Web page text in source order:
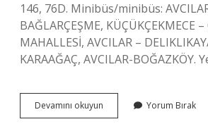
146, 76D. Minibüs/minibüs:
BAĞLARÇEŞME, KÜÇÜKÇEKMECE
MAHALLESİ, AVCILAR –
KARAAĞAÇ, AVCILAR-BOĞAZKÖY.
Devamını okuyun Çamlıyayla
Hangi
Yorum Bırak